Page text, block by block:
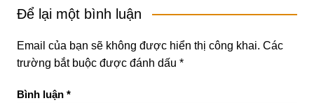
Để lại một bình luận
Email của bạn sẽ không được hiển thị công khai. Các
trường bắt buộc được đánh dấu *
Bình luận *